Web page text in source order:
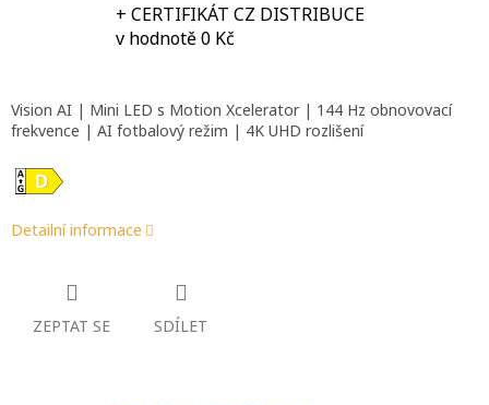
+ CERTIFIKÁT CZ DISTRIBUCE
v hodnotě 0 Kč
Vision AI | Mini LED s Motion Xcelerator | 144 Hz obnovovací
frekvence | AI fotbalový režim | 4K UHD rozlišení
Detailní informace
ZEPTAT SE SDÍLET